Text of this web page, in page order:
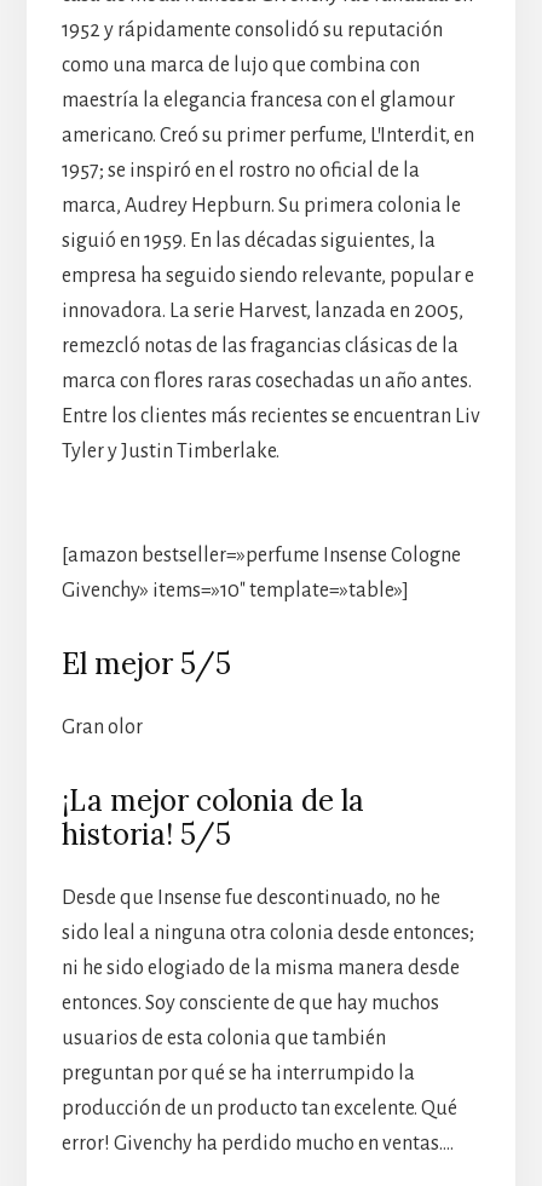
1952 y rápidamente consolidó su reputación
como una marca de lujo que combina con
maestría la elegancia francesa con el glamour
americano. Creó su primer perfume, L’Interdit, en
1957; se inspiró en el rostro no oficial de la
marca, Audrey Hepburn. Su primera colonia le
siguió en 1959. En las décadas siguientes, la
empresa ha seguido siendo relevante, popular e
innovadora. La serie Harvest, lanzada en 2005,
remezcló notas de las fragancias clásicas de la
marca con flores raras cosechadas un año antes.
Entre los clientes más recientes se encuentran Liv
Tyler y Justin Timberlake.
[amazon bestseller=»perfume Insense Cologne
Givenchy» items=»10″ template=»table»]
El mejor 5/5
Gran olor
¡La mejor colonia de la
historia! 5/5
Desde que Insense fue descontinuado, no he
sido leal a ninguna otra colonia desde entonces;
ni he sido elogiado de la misma manera desde
entonces. Soy consciente de que hay muchos
usuarios de esta colonia que también
preguntan por qué se ha interrumpido la
producción de un producto tan excelente. Qué
error! Givenchy ha perdido mucho en ventas….